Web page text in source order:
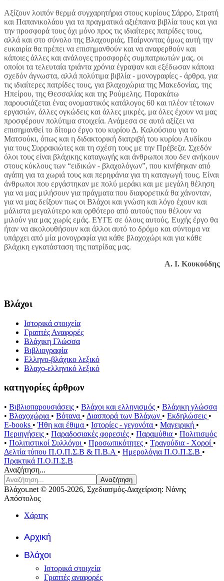
Αξίζουν λοιπόν θερμά συγχαρητήρια στους κυρίους Σάρρο, Στρατή
και Παπανικολάου για τα πραγματικά αξιέπαινα βιβλία τους και για
την προσφορά τους όχι μόνο προς τις ιδιαίτερες πατρίδες τους,
αλλά και στο σύνολο της Βλαχουριάς. Παίρνοντας όμως αυτή την
ευκαιρία θα πρέπει να επισημανθούν και να αναφερθούν και
κάποιες άλλες και ανάλογες προσφορές συμπατριωτών μας, οι
οποίοι τα τελευταία τριάντα χρόνια έγραψαν και εξέδωσαν κάποια
σχεδόν άγνωστα, αλλά πολύτιμα βιβλία - μονογραφίες - άρθρα, για
τις ιδιαίτερες πατρίδες τους, για βλαχοχώρια της Μακεδονίας, της
Ηπείρου, της Θεσσαλίας και της Ρούμελης. Παρακάτω
παρουσιάζεται ένας ονομαστικός κατάλογος 60 και πλέον τέτοιων
εργασιών, άλλες ογκώδεις και άλλες μικρές, μα όλες έχουν να μας
προσφέρουν πολύτιμα στοιχεία. Ανάμεσα σε αυτά αξίζει να
επισημανθεί το δίτομο έργο του κυρίου Δ. Καλούσιου για το
Ματσούκι, όπως και η διδακτορική διατριβή του κυρίου Αυδίκου
για τους Συρρακιώτες και τη σχέση τους με την Πρέβεζα. Σχεδόν
όλοι τους είναι βλάχικης καταγωγής και άνθρωποι που δεν ανήκουν
στους κύκλους των “ειδικών - βλαχολόγων”, που κινήθηκαν από
αγάπη για τα χωριά τους και περηφάνια για τη καταγωγή τους. Είναι
άνθρωποι που εργάστηκαν με πολύ μεράκι και με μεγάλη θέληση
για να μας μιλήσουν για πράγματα που διαφορετικά θα χάνονταν,
για να μας δείξουν πως οι Βλάχοι και γνώση και λόγο έχουν και
μάλιστα μεγαλύτερο και ορθότερο από αυτούς που θέλουν να
μιλούν για μας χωρίς εμάς. ΕΥΓΕ σε όλους αυτούς. Ευχής έργο θα
ήταν να ακολουθήσουν και άλλοι αυτό το δρόμο και σύντομα να
υπάρχει από μία μονογραφία για κάθε βλαχοχώρι και για κάθε
βλάχικη εγκατάσταση της πατρίδας μας.
Α. Ι. Κουκούδης
Βλάχοι
Ιστορικά στοιχεία
Γραπτές Αναφορές
Βλάχικη Γλώσσα
Βιβλιογραφία
Ελληνο-βλάχικο λεξικό
Βλαχο-ελληνικό λεξικό
κατηγορίες άρθρων
• Βιβλιοπαρουσιάσεις • Βλάχοι και ελληνισμός • Βλάχικη γλώσσα
• Βλαχοχώρια • Βότανα • Διασπορά των Βλάχων • Εκδηλώσεις •
E-books •Ήθη και έθιμα • Ιστορίες - γεγονότα • Μαγειρική •
Περιηγήσεις • Παραδοσιακές φορεσιές • Παραμύθια • Πολιτισμός
• Πολιτιστικοί Συλλόγοι • Προσωπικότητες • Τραγούδια - Χοροί •
Δελτία τύπου Π.Ο.Π.Σ.Β & Π.Β.Α • Ημερολόγια Π.Ο.Π.Σ.Β •
Πρακτικά Π.Ο.Π.Σ.Β
Αναζήτηση...
Αναζήτηση
Βλάχοι.net © 2005-2026, Σχεδιασμός-Διαχείριση: Νάνης
Απόστολος
Χάρτης
Αρχική
Βλάχοι
Ιστορικά στοιχεία
Γραπτές αναφορές